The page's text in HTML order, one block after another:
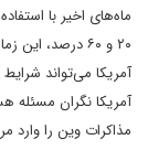
ماه‌های اخیر با
۲۰ و ۶۰ درصد،
آمریکا می‌تواند
آمریکا نگران مسئله
مذاکرات وین را وارد